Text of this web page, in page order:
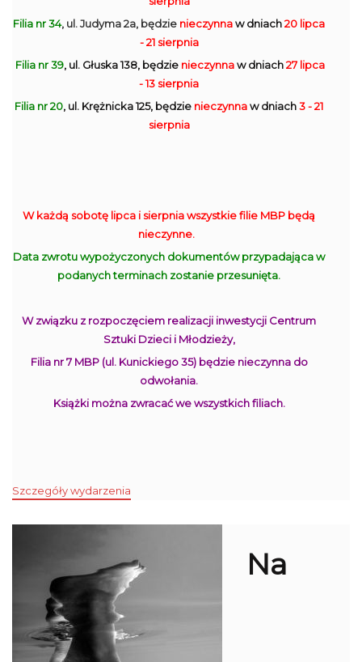
Filia nr 34, ul. Judyma 2a, będzie nieczynnaw dniach20 lipca
- 21 sierpnia
Filia nr 39, ul. Głuska 138, będzie nieczynnaw dniach27 lipca
- 13 sierpnia
Filia nr 20, ul. Krężnicka 125, będzie nieczynnaw dniach3 - 21
sierpnia
W każdą sobotę lipca i sierpnia wszystkie filie MBP będą
nieczynne.
Data zwrotu wypożyczonych dokumentów przypadająca w
podanych terminach zostanie przesunięta.
W związku z rozpoczęciem realizacji inwestycji Centrum
Sztuki Dzieci i Młodzieży,
Filia nr 7 MBP (ul. Kunickiego 35) będzie nieczynna do
odwołania.
Książki można zwracać we wszystkich filiach.
Szczegóły wydarzenia
Na